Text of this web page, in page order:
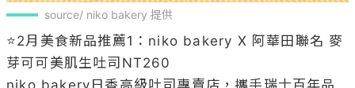
source/ niko bakery 提供
⭐️2月美食新品推薦1：niko bakery X 阿華田聯名 麥
芽可可美肌生吐司NT260